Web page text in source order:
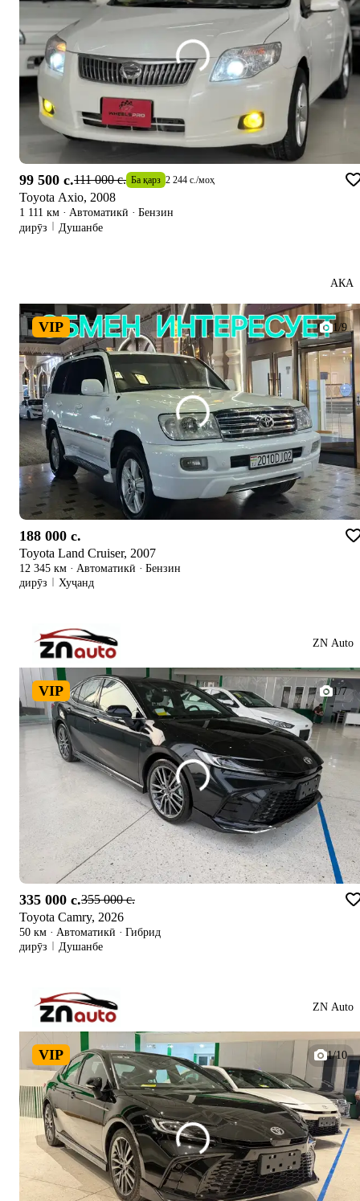
99 500 c.111 000 c. Ба қарз 2 244 c./моҳ
Toyota Axio, 2008
1 111 км · Автоматикӣ · Бензин
дирӯз
Душанбе
АКА
VIP 1/9
188 000 c.
Toyota Land Cruiser, 2007
12 345 км · Автоматикӣ · Бензин
дирӯз
Хуҷанд
ZN Auto
VIP 1/7
335 000 c.355 000 c.
Toyota Camry, 2026
50 км · Автоматикӣ · Гибрид
дирӯз
Душанбе
ZN Auto
VIP 1/10